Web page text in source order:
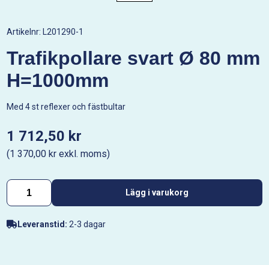
Artikelnr: L201290-1
Trafikpollare svart Ø 80 mm
H=1000mm
Med 4 st reflexer och fästbultar
1 712,50 kr
(1 370,00 kr exkl. moms)
Lägg i varukorg
Leveranstid: 2-3 dagar